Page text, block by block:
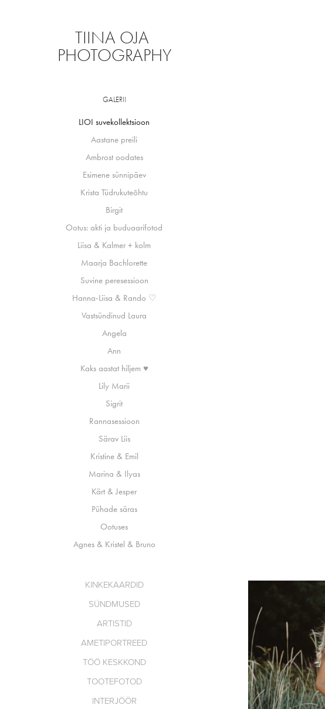
TIINA OJA
PHOTOGRAPHY
GALERII
LIOI suvekollektsioon
Aastane preili
Ambrost oodates
Esimene sünnipäev
Krista Tüdrukuteõhtu
Birgit
Ootus: akti ja buduaarifotod
Liisa & Kalmer + kolm
Maarja Bachlorette
Suvine peresessioon
Hanna-Liisa & Rando ♡
Vastsündinud Laura
Angela
Ann
Kaks aastat hiljem ♥
Lily Marii
Sigrit
Rannasessioon
Särav Liis
Kristine & Emil
Marina & Ilyas
Kärt & Jesper
Pühade säras
Ootuses
Agnes & Kristel & Bruno
KINKEKAARDID
SÜNDMUSED
ARTISTID
AMETIPORTREED
TÖÖ KESKKOND
TOOTEFOTOD
INTERJÖÖR